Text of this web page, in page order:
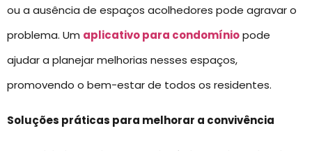
ou a ausência de espaços acolhedores pode agravar o
problema. Um aplicativo para condomíniopode
ajudar a planejar melhorias nesses espaços,
promovendo o bem-estar de todos os residentes.
Soluções práticas para melhorar a convivência